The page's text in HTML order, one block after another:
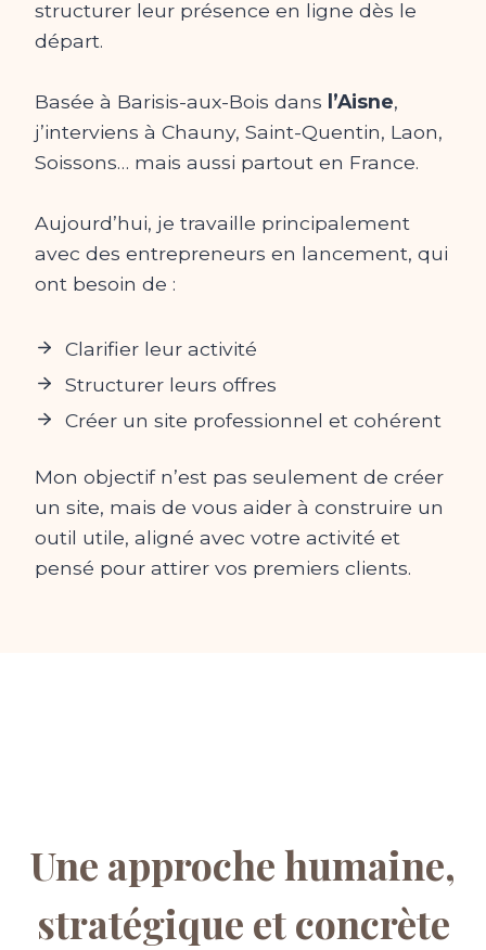
structurer leur présence en ligne dès le
départ.
Basée à Barisis-aux-Bois dans l’Aisne,
j’interviens à Chauny, Saint-Quentin, Laon,
Soissons… mais aussi partout en France.
Aujourd’hui, je travaille principalement
avec des entrepreneurs en lancement, qui
ont besoin de :
Clarifier leur activité
Structurer leurs offres
Créer un site professionnel et cohérent
Mon objectif n’est pas seulement de créer
un site, mais de vous aider à construire un
outil utile, aligné avec votre activité et
pensé pour attirer vos premiers clients.
Une approche humaine,
stratégique et concrète